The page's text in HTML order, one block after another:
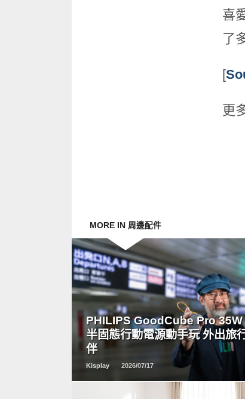
喜
了
[
更
MORE IN 周邊配件
PHILIPS GoodCube Pro 35W
半固態行動電源動手玩 外出旅
伴
Kisplay 2026/07/17
READ
MORE